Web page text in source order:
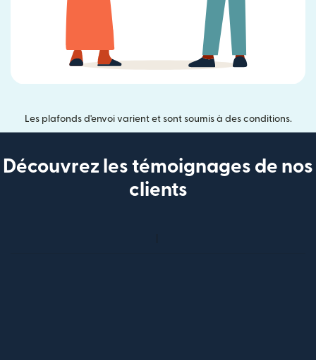
Les plafonds d'envoi varient et sont soumis à des conditions.
Découvrez les témoignages de nos
clients